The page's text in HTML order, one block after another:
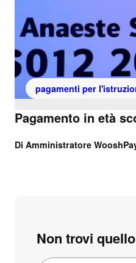
pagamenti per
Pagamento in età
Di Amministratore
Non trovi